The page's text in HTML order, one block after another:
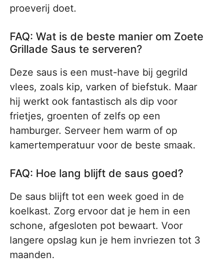
proeverij doet.
FAQ: Wat is de beste manier om Zoete
Grillade Saus te serveren?
Deze saus is een must-have bij gegrild
vlees, zoals kip, varken of biefstuk. Maar
hij werkt ook fantastisch als dip voor
frietjes, groenten of zelfs op een
hamburger. Serveer hem warm of op
kamertemperatuur voor de beste smaak.
FAQ: Hoe lang blijft de saus goed?
De saus blijft tot een week goed in de
koelkast. Zorg ervoor dat je hem in een
schone, afgesloten pot bewaart. Voor
langere opslag kun je hem invriezen tot 3
maanden.